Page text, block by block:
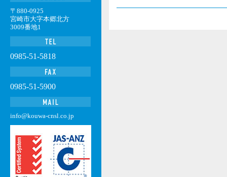
〒880-0925
宮崎市大字本郷北方
3009番地1
0985-51-5818
0985-51-5900
info@kouwa-cnsl.co.jp